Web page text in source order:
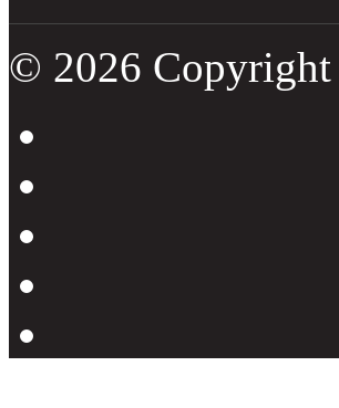
© 2026